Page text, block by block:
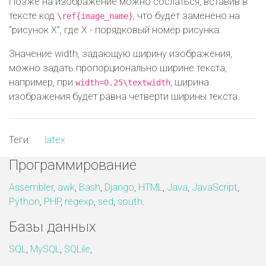
тексте код \ref{image_name}, что будет заменено на
“рисунок X”, где X - порядковый номер рисунка.
Значение width, задающую ширину изображения,
можно задать пропорционально ширине текста,
например, при width=0.25\textwidth, ширина
изображения будет равна четверти ширины текста.
Теги: latex
Программирование
Assembler, awk, Bash, Django, HTML, Java, JavaScript,
Python, PHP, regexp, sed, south.
Базы данных
SQL, MySQL, SQLile,